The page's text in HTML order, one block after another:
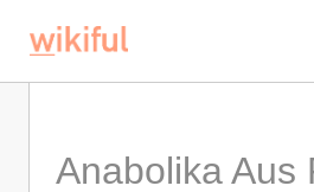
Anabolika Aus